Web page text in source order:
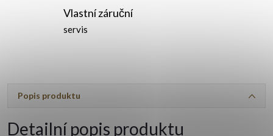
Vlastní záruční
servis
Popis produktu
Detailní popis produktu